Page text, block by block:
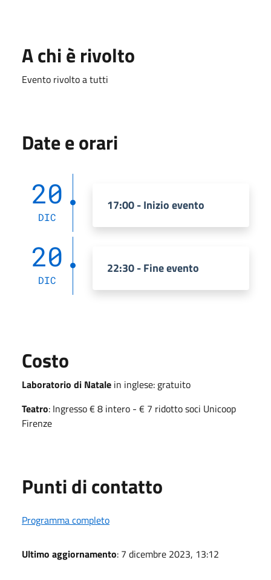
A chi è rivolto
Evento rivolto a tutti
Date e orari
20
DIC
17:00 - Inizio evento
20
DIC
22:30 - Fine evento
Costo
Laboratorio di Natale in inglese: gratuito
Teatro: Ingresso € 8 intero - € 7 ridotto soci Unicoop
Firenze
Punti di contatto
Programma completo
Ultimo aggiornamento: 7 dicembre 2023, 13:12